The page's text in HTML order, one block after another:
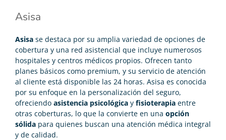
Asisa
Asisa se destaca por su amplia variedad de opciones de
cobertura y una red asistencial que incluye numerosos
hospitales y centros médicos propios. Ofrecen tanto
planes básicos como premium, y su servicio de atención
al cliente está disponible las 24 horas. Asisa es conocida
por su enfoque en la personalización del seguro,
ofreciendo asistencia psicológica y fisioterapia entre
otras coberturas, lo que la convierte en una opción
sólida para quienes buscan una atención médica integral
y de calidad.